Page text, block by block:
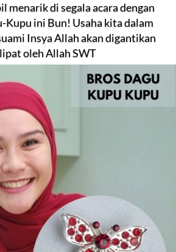
menarik di segala acara dengan
Kupu ini Bun! Usaha kita dalam
Insya Allah akan digantikan
oleh Allah SWT